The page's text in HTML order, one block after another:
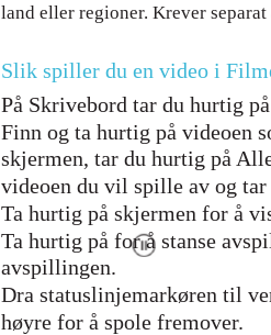
land eller regioner. Krever
Slik spiller du en video i
På Skrivebord tar du hurtig
Finn og ta hurtig på videoen
skjermen, tar du hurtig på
videoen du vil spille av og tar
Ta hurtig på skjermen for å
Ta hurtig på for å stanse
avspillingen.
Dra statuslinjemarkøren til
høyre for å spole fremover.